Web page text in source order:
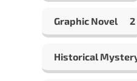
Graphic Novel 2
Historical